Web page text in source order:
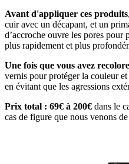
Avant d'appliquer ces produits
cuir avec un décapant, et un
d’accroche ouvre les pores pour
plus rapidement et plus
Une fois que vous avez
vernis pour protéger la couleur
en évitant que les agressions
Prix total : 69€ à 200€ dans le
cas de figure que nous venons